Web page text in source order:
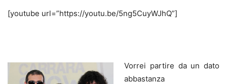
[youtube url=”https://youtu.be/5ng5CuyWJhQ”]
Vorrei partire da un dato
abbastanza